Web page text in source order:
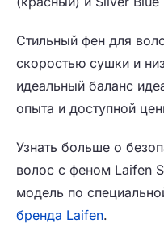
Стильный фен для
скоростью сушки и
идеальный баланс
опыта и доступной
Узнать больше о
волос с феном Laifen
модель по
бренда Laifen.